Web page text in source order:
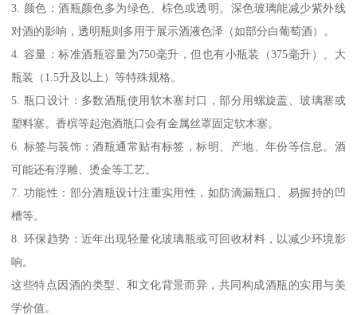
3. 颜色：酒瓶颜色多为绿色、棕色或透明。深色玻璃能减少紫外线
对酒的影响，透明瓶则多用于展示酒液色泽（如部分白葡萄酒）。
4. 容量：标准酒瓶容量为750毫升，但也有小瓶装（375毫升）、大
瓶装（1.5升及以上）等特殊规格。
5. 瓶口设计：多数酒瓶使用软木塞封口，部分用螺旋盖、玻璃塞或
塑料塞。香槟等起泡酒瓶口会有金属丝罩固定软木塞。
6. 标签与装饰：酒瓶通常贴有标签，标明、产地、年份等信息。酒
可能还有浮雕、烫金等工艺。
7. 功能性：部分酒瓶设计注重实用性，如防滴漏瓶口、易握持的凹
槽等。
8. 环保趋势：近年出现轻量化玻璃瓶或可回收材料，以减少环境影
响。
这些特点因酒的类型、和文化背景而异，共同构成酒瓶的实用与美
学价值。